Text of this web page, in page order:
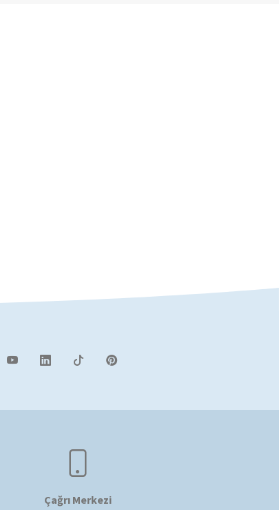
Çağrı Merkezi